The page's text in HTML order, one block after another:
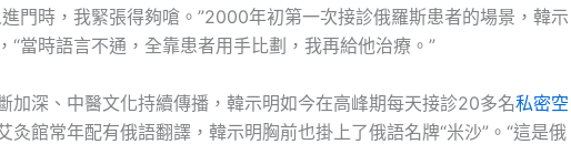
門時，我緊張得夠嗆。”2000年初第一次接診俄羅斯患者的場景，韓示
“當時語言不通，全靠患者用手比劃，我再給他治療。”
加深、中醫文化持續傳播，韓示明如今在高峰期每天接診20多名私密空
灸館常年配有俄語翻譯，韓示明胸前也掛上了俄語名牌“米沙”。“這是俄